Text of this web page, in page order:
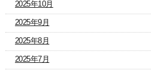
2025年10月
2025年9月
2025年8月
2025年7月